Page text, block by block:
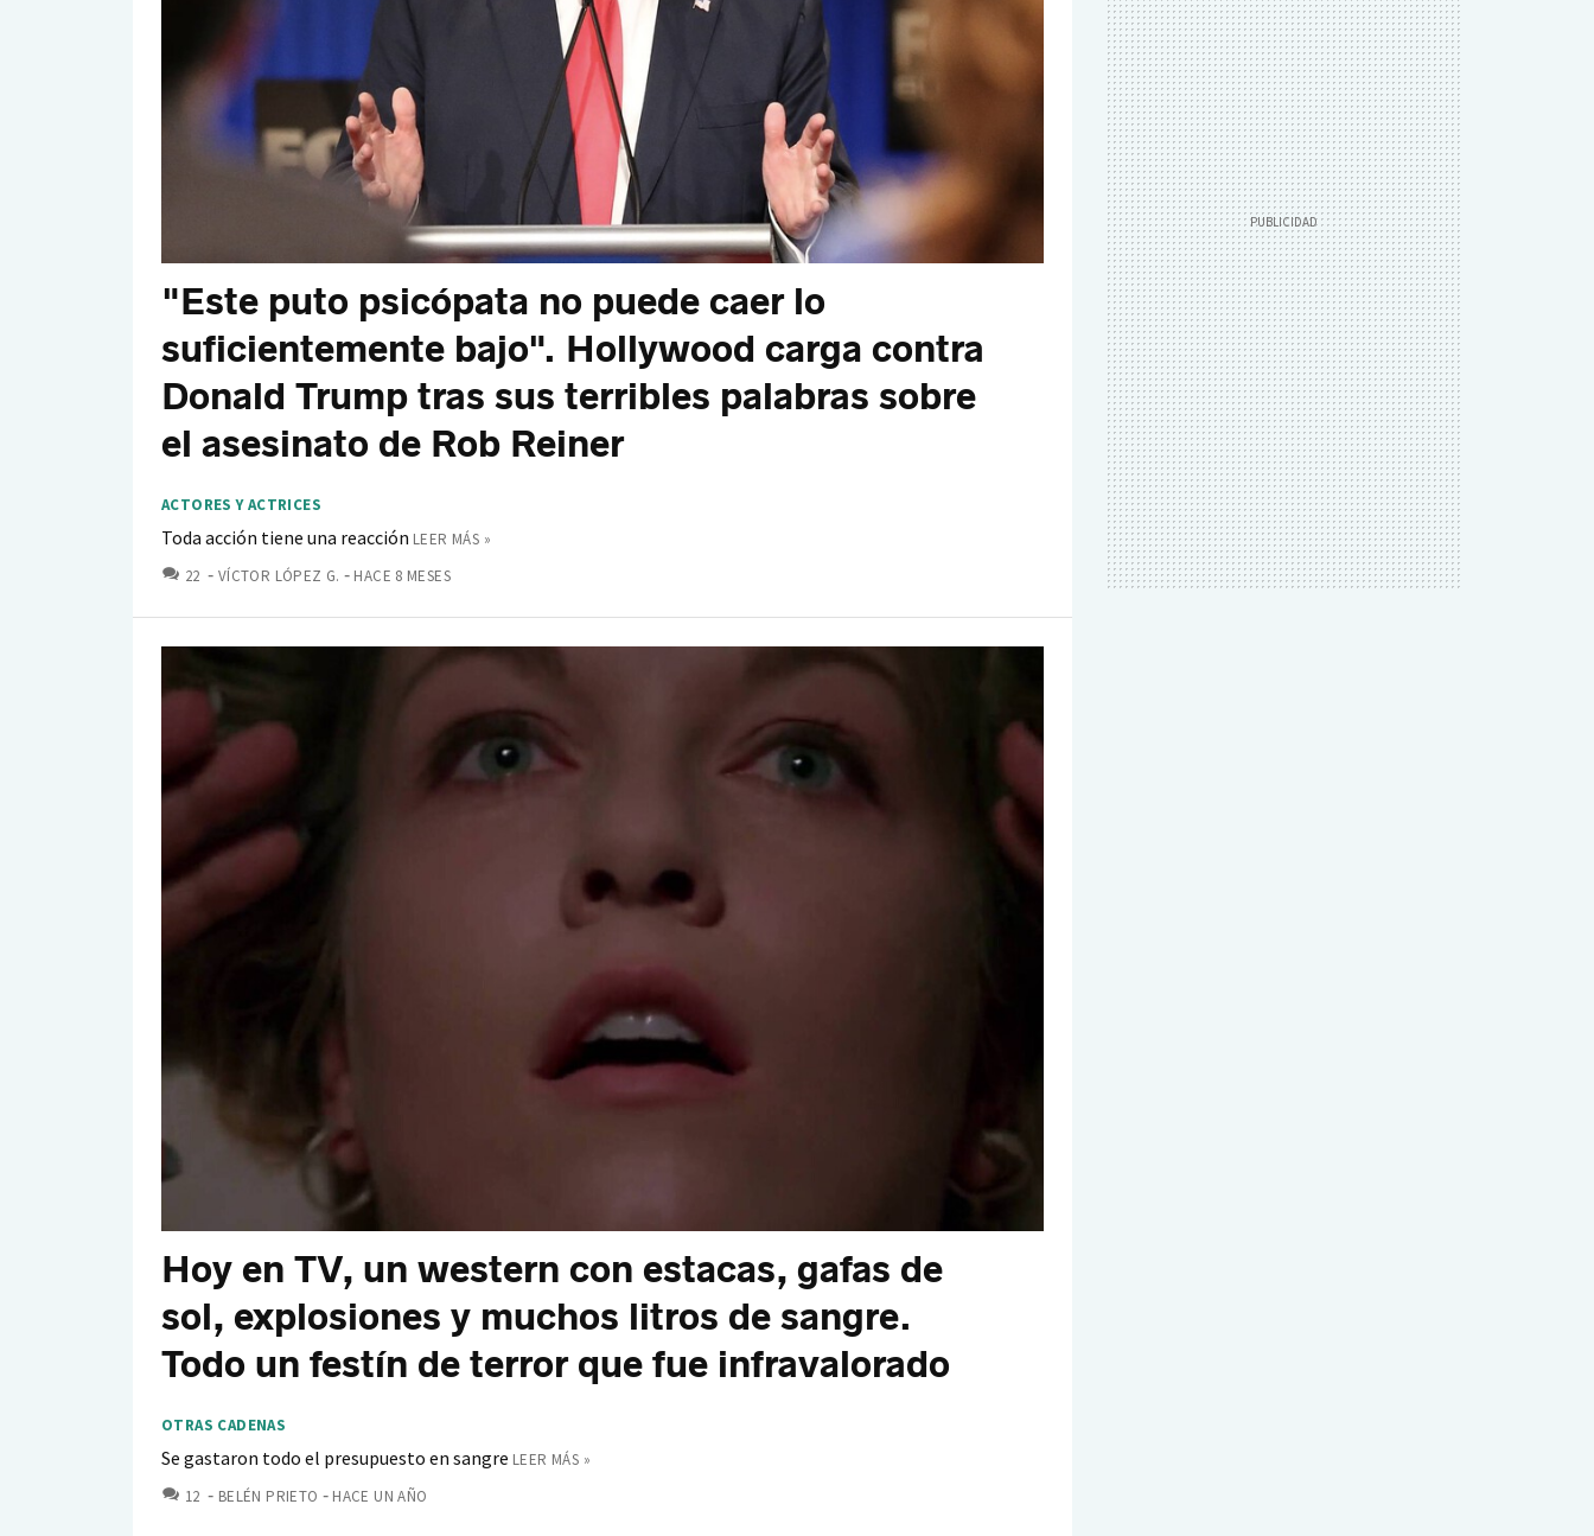
"Este puto psicópata no puede caer lo
suficientemente bajo". Hollywood carga contra
Donald Trump tras sus terribles palabras sobre
el asesinato de Rob Reiner
ACTORES Y ACTRICES
Toda acción tiene una reacción LEER MÁS »
22 COMENTARIOS
VÍCTOR LÓPEZ G. HACE 8 MESES
Hoy en TV, un western con estacas, gafas de
sol, explosiones y muchos litros de sangre.
Todo un festín de terror que fue infravalorado
OTRAS CADENAS
Se gastaron todo el presupuesto en sangre LEER MÁS »
12 COMENTARIOS
BELÉN PRIETO HACE UN AÑO